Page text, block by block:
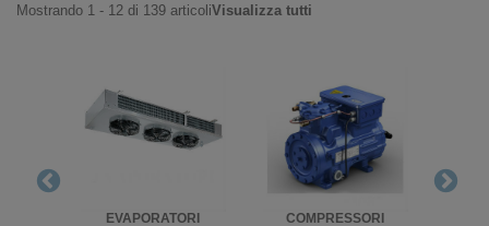
Mostrando 1 - 12 di 139 articoliVisualizza tutti
EVAPORATORI COMPRESSORI